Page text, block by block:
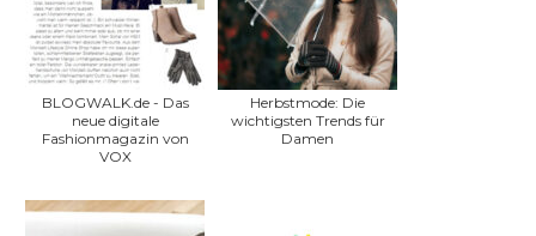
BLOGWALK.de - Das
neue digitale
Fashionmagazin von
VOX
Herbstmode: Die
wichtigsten Trends für
Damen